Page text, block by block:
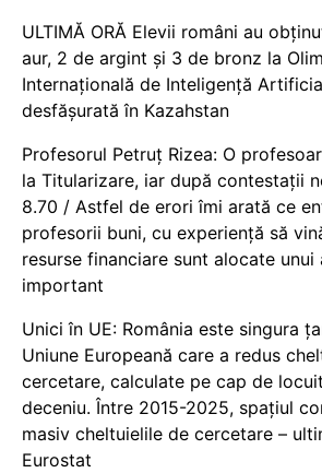
ULTIMĂ ORĂ Elevii români au
aur, 2 de argint și 3 de bronz la
Internațională de Inteligență
desfășurată în Kazahstan
Profesorul Petruț Rizea: O
la Titularizare, iar după contestații
8.70 / Astfel de erori îmi arată ce
profesorii buni, cu experiență să
resurse financiare sunt alocate
important
Unici în UE: România este singura
Uniune Europeană care a redus
cercetare, calculate pe cap de
deceniu. Între 2015-2025, spațiul
masiv cheltuielile de cercetare –
Eurostat